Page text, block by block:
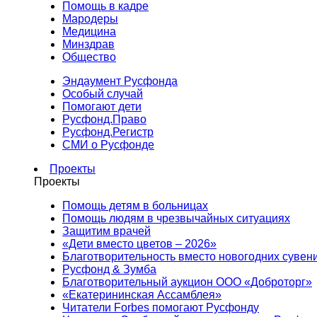
Помощь в кадре
Мародеры
Медицина
Минздрав
Общество
Эндаумент Русфонда
Особый случай
Помогают дети
Русфонд.Право
Русфонд.Регистр
СМИ о Русфонде
Проекты
Проекты
Помощь детям в больницах
Помощь людям в чрезвычайных ситуациях
Защитим врачей
«Дети вместо цветов – 2026»
Благотворительность вместо новогодних
Русфонд & Зумба
Благотворительный аукцион ООО «Доброторг»
«Екатерининская Ассамблея»
Читатели Forbes помогают Русфонду